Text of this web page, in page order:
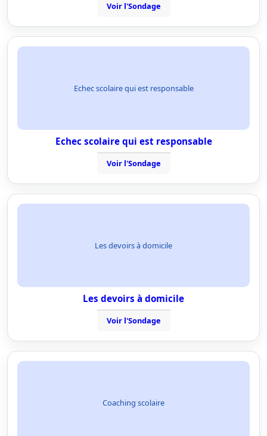
Voir l'Sondage
Echec scolaire qui est responsable
Echec scolaire qui est responsable
Voir l'Sondage
Les devoirs à domicile
Les devoirs à domicile
Voir l'Sondage
Coaching scolaire